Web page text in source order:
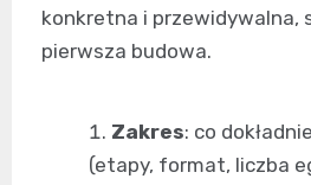
konkretna i przewidywalna,
pierwsza budowa.
Zakres: co
(etapy, format, liczba